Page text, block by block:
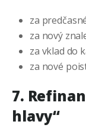
za
za nový
za vklad do
za nové
7.
hlavy“